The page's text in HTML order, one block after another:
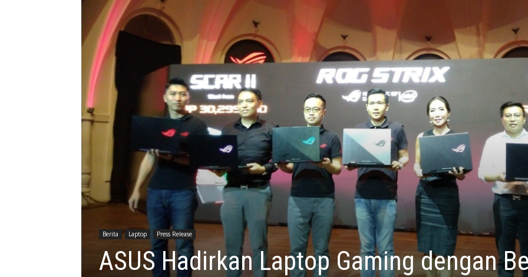
Berita Laptop Press Release
ASUS Hadirkan Laptop Gaming dengan